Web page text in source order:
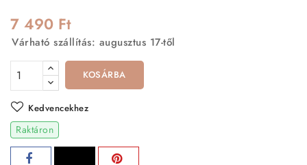
7 490 Ft
Várható szállítás: augusztus 17-től
KOSÁRBA
Kedvencekhez
Raktáron